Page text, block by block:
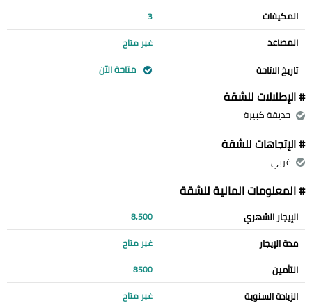
المكيفات 3
المصاعد غير متاح
تاريخ الاتاحة متاحة الآن
# الإطلالات للشقة
حديقة كبيرة
# الإتجاهات للشقة
غربي
# المعلومات المالية للشقة
الإيجار الشهري 8,500
مدة الإيجار غير متاح
التأمين 8500
الزيادة السنوية غير متاح